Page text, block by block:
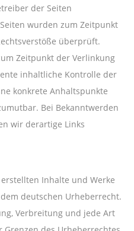
der Seiten
wurden zum Zeitpunkt
überprüft.
Zeitpunkt der Verlinkung
inhaltliche Kontrolle der
konkrete Anhaltspunkte
Bei Bekanntwerden
wir derartige Links
Inhalte und Werke
deutschen Urheberrecht.
Verbreitung und jede Art